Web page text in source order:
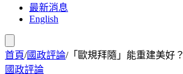
最新消息
English
首頁/國政評論/「歐規拜隨」能重建美好？
國政評論